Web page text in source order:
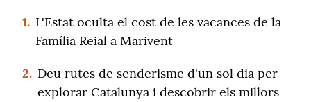
1. L'Estat oculta el cost de les vacances de la
Família Reial a Marivent
2. Deu rutes de senderisme d'un sol dia per
explorar Catalunya i descobrir els millors